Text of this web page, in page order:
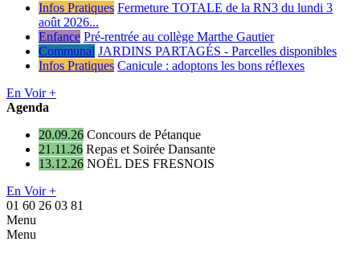
Infos Pratiques Fermeture TOTALE de la RN3 du lundi 3
août 2026...
Enfance Pré-rentrée au collège Marthe Gautier
Communal JARDINS PARTAGÉS - Parcelles disponibles
Infos Pratiques Canicule : adoptons les bons réflexes
En Voir +
Agenda
20.09.26 Concours de Pétanque
21.11.26 Repas et Soirée Dansante
13.12.26 NOËL DES FRESNOIS
En Voir +
01 60 26 03 81
Menu
Menu